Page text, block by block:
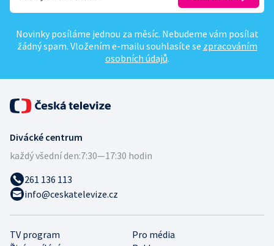
Novinky posíláme jednou za měsíc. Nebudeme vám posílat
žádný spam. Vložením e-mailu souhlasíte se zpracováním
osobních údajů.